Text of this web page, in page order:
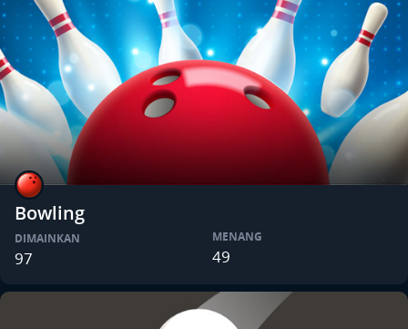
Bowling
DIMAINKAN
97
MENANG
49